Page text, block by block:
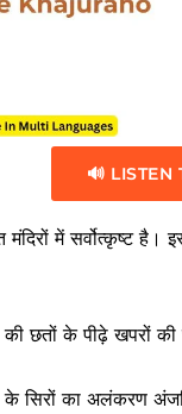
🔊 LISTEN
मंदिरों में सर्वोत्कृष्ट
छतों के पीढ़े खपरों
सिरों का अलंकरण